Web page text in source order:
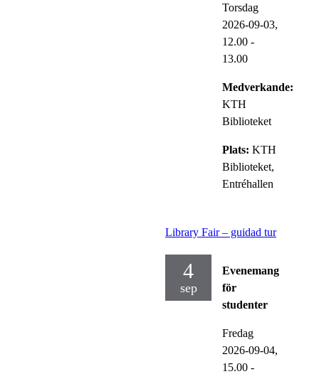
Torsdag
2026-09-03,
12.00 -
13.00
Medverkande:
KTH
Biblioteket
Plats: KTH
Biblioteket,
Entréhallen
Library Fair – guidad tur
4
sep
Evenemang
för
studenter
Fredag
2026-09-04,
15.00 -